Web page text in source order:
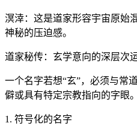
溟涬：这是道家形容宇宙原始
神秘的压迫感。
道家秘传：玄学意向的深层次
一个名字若想“玄”，必须与常
僻或具有特定宗教指向的字眼。
1. 符号化的名字